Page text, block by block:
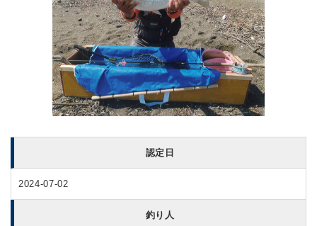
認定日
2024-07-02
釣り人